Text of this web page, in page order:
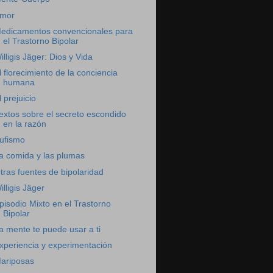
convencionales para
el Trastorno Bipolar
Jäger: Dios y Vida
florecimiento de la conciencia
humana
prejuicio
sobre el secreto escondido
en la razón
comida y las plumas
fuentes de bipolaridad
Jäger
Mixto en el Trastorno
Bipolar
mente te puede usar a ti
y experimentación